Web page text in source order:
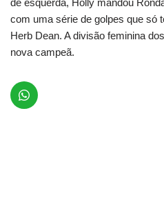
de esquerda, Holly mandou
com uma série de golpes que só
Herb Dean. A divisão feminina
nova campeã.